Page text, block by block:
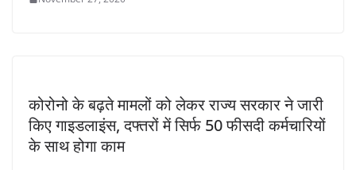
कोरोनो के बढ़ते मामलों को लेकर राज्य सरकार ने जारी
किए गाइडलाइंस, दफ्तरों में सिर्फ 50 फीसदी कर्मचारियों
के साथ होगा काम